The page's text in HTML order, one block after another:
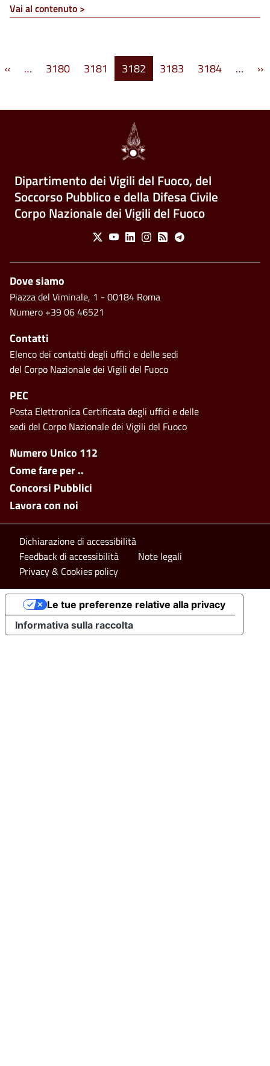
Vai al contenuto >
Paginazione
pagina
‹‹Pagina precedente
… 3180 3181 3182 3183 3184 … ››
Dipartimento dei Vigili del Fuoco, del
Soccorso Pubblico e della Difesa Civile
Corpo Nazionale dei Vigili del Fuoco
Social Menu
X YoutubeLinkedinInstagram
Feed Telegram
Footer side menu
Numero Unico 112
Come fare per ..
Concorsi Pubblici
Lavora con noi
Footer
Dove siamo
Piazza del Viminale, 1 - 00184 Roma
Numero +39 06 46521
Contatti
Elenco dei contatti degli uffici e delle sedi
del Corpo Nazionale dei Vigili del Fuoco
PEC
Posta Elettronica Certificata degli uffici e delle
sedi del Corpo Nazionale dei Vigili del Fuoco
Footer bottom
Dichiarazione di accessibilità
Feedback di accessibilità
Note legali
Privacy & Cookies policy
Informativa sulla raccolta
Le tue preferenze relative alla privacy